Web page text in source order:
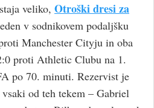
veliko, Otroški dresi za
v sodnikovem podaljšku
Manchester Cityju in oba
proti Athletic Clubu na 1.
po 70. minuti. Rezervist je
od teh tekem – Gabriel